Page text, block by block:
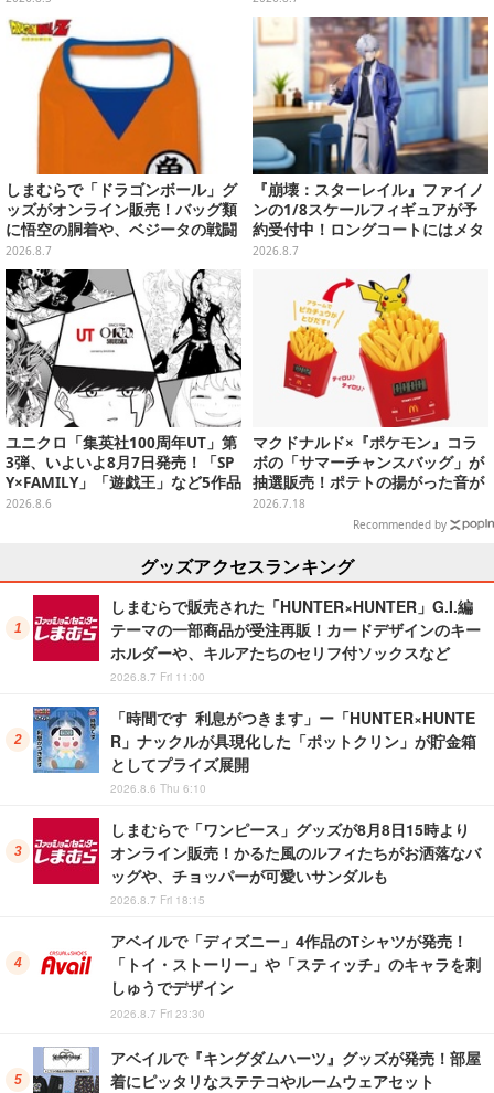
イテムがズラリ
リフ付ソックスなど
しまむらで「ドラゴンボール」グ
ッズがオンライン販売！バッグ類
に悟空の胴着や、ベジータの戦闘
服を大胆デザイン
2026.8.7
『崩壊：スターレイル』ファイノ
ンの1/8スケールフィギュアが予
約受付中！ロングコートにはメタ
リック塗装を施し、高級感を演出
2026.8.7
ユニクロ「集英社100周年UT」第
3弾、いよいよ8月7日発売！「SP
Y×FAMILY」「遊戯王」など5作品
をデザイン
2026.8.6
マクドナルド×『ポケモン』コラ
ボの「サマーチャンスバッグ」が
抽選販売！ポテトの揚がった音が
流れる「とびだすピカチュウ ポテ
トタイマー」など当たる
2026.7.18
Recommended by
グッズアクセスランキング
しまむらで販売された「HUNTER×HUNTER」G.I.編
テーマの一部商品が受注再販！カードデザインのキー
ホルダーや、キルアたちのセリフ付ソックスなど
2026.8.7 Fri 11:00
「時間です 利息がつきます」ー「HUNTER×HUNTE
R」ナックルが具現化した「ポットクリン」が貯金箱
としてプライズ展開
2026.8.6 Thu 6:10
しまむらで「ワンピース」グッズが8月8日15時より
オンライン販売！かるた風のルフィたちがお洒落なバ
ッグや、チョッパーが可愛いサンダルも
2026.8.7 Fri 18:15
アベイルで「ディズニー」4作品のTシャツが発売！
「トイ・ストーリー」や「スティッチ」のキャラを刺
しゅうでデザイン
2026.8.7 Fri 23:30
アベイルで『キングダムハーツ』グッズが発売！部屋
着にピッタリなステテコやルームウェアセット